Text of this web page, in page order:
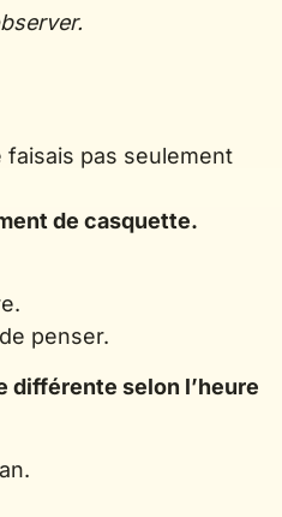
faisais pas seulement
de casquette.
penser.
différente selon l’heure